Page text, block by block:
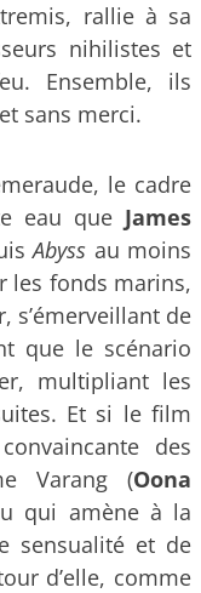
rallie à sa
nihilistes et
Ensemble, ils
sans merci.
le cadre
eau que James
Abyss au moins
les fonds marins,
s’émerveillant de
que le scénario
multipliant les
Et si le film
des
Varang (Oona
qui amène à la
sensualité et de
d’elle, comme